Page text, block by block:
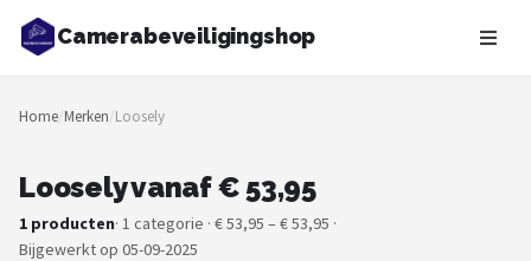
Camerabeveiligingshop
Zoeken
NAVIGATIE
Merken
Home/Merken/Loosely
Loosely vanaf € 53,95
1 producten· 1 categorie · € 53,95 – € 53,95 ·
Bijgewerkt op 05-09-2025